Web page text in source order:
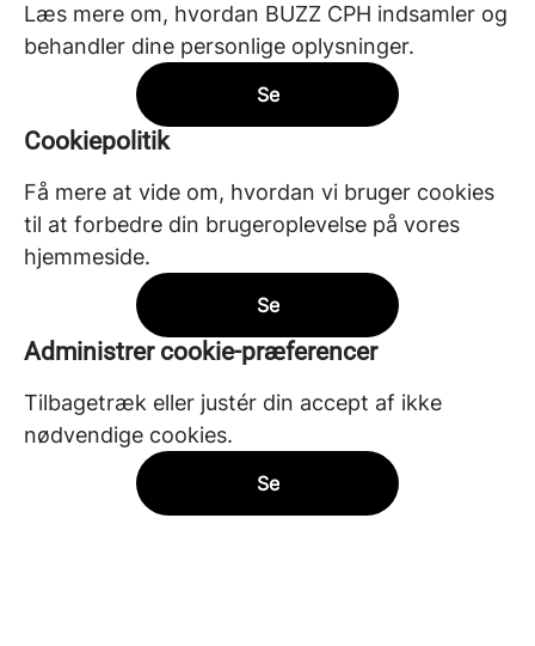
Læs mere om, hvordan BUZZ CPH indsamler og
behandler dine personlige oplysninger.
Se
Cookiepolitik
Få mere at vide om, hvordan vi bruger cookies
til at forbedre din brugeroplevelse på vores
hjemmeside.
Se
Administrer cookie-præferencer
Tilbagetræk eller justér din accept af ikke
nødvendige cookies.
Se